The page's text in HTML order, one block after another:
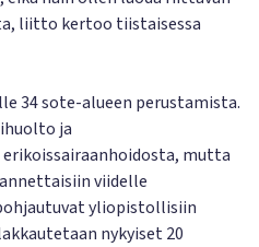
liitto kertoo tiistaisessa
34 sote-alueen perustamista.
ja
mutta
viidelle
yliopistollisiin
nykyiset 20